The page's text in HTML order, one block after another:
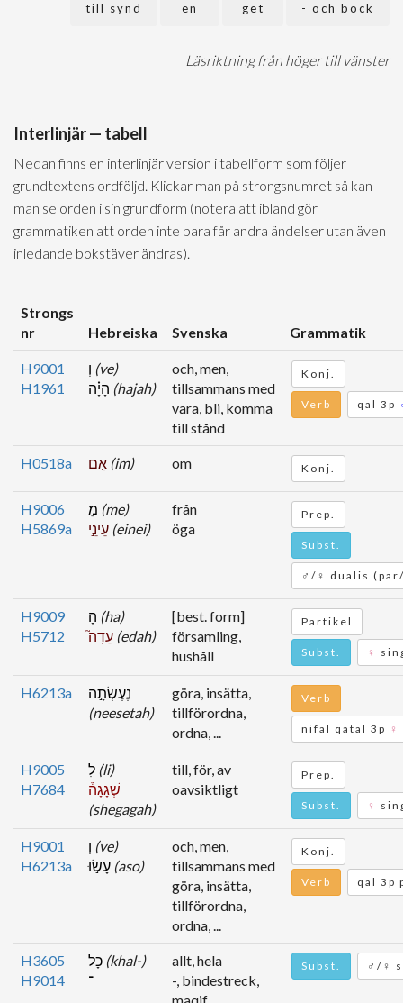
och bock -
get
en
till synd
Läsriktning från höger till vänster
Interlinjär — tabell
Nedan finns en interlinjär version i tabellform som följer
grundtextens ordföljd. Klickar man på strongsnumret så kan
man se orden i sin grundform (notera att ibland gör
grammatiken att orden inte bara får andra ändelser utan även
inledande bokstäver ändras).
Strongs
nr
Hebreiska Svenska Grammatik
H9001
H1961
(ve)
(hajah)
och, men,
tillsammans med
vara, bli, komma
till stånd
Konj.
Verb qal 3p
H0518a (im) om Konj.
H9006
H5869a
(me)
(einei)
från
öga
Prep.
Subst.
♂/♀ dualis
H9009
H5712
(ha)
(edah)
[best. form]
församling,
hushåll
Partikel
Subst. ♀
H6213a
נֶעֶשְׂתָ֣ה
(neesetah)
göra, insätta,
tillförordna,
ordna, ...
Verb
nifal qatal 3p ♀
H9005
H7684
(li)
שְׁגָגָה֒
(shegagah)
till, för, av
oavsiktligt
Prep.
Subst. ♀
H9001
H6213a
(ve)
(aso)
och, men,
tillsammans med
göra, insätta,
tillförordna,
ordna, ...
Konj.
Verb qal 3p
H3605
H9014
(khal-)
־
allt, hela
-, bindestreck,
Subst. ♂/♀